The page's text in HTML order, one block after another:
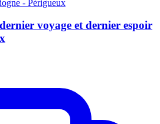
- Périgueux
voyage et dernier espoir